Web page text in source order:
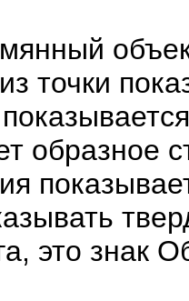
точки
образное
это знак